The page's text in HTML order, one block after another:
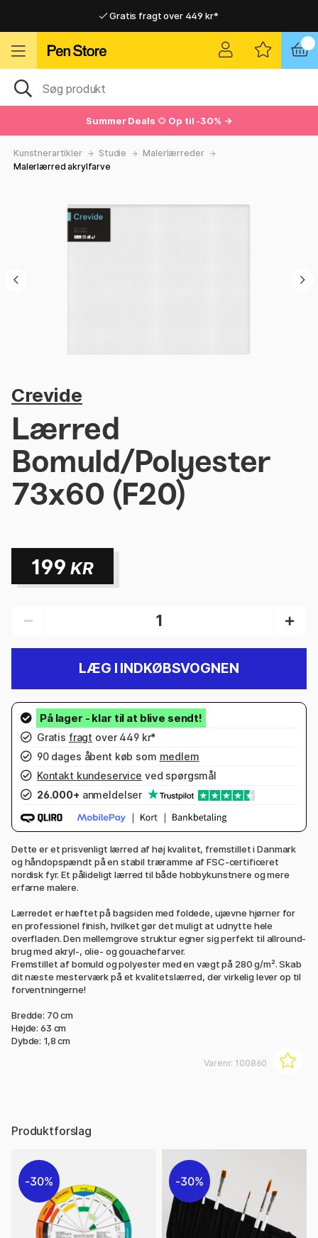
Gratis fragt over 449 kr*
Hurtigt til dør eller pakkeshop
Hurtigt til dør eller pakkeshop
Summer Deals 🌻 Op til -30% →
Kunstnerartikler Studie
Malerlærreder
Malerlærred akrylfarve
Crevide
Lærred
Bomuld/Polyester
73x60 (F20)
199 KR
LÆG I INDKØBSVOGNEN
Gratis fragt over 449 kr*
90 dages åbent køb som medlem
Kontakt kundeservice ved spørgsmål
26.000+ anmeldelser
Dette er et prisvenligt lærred af høj kvalitet, fremstillet i Danmark
og håndopspændt på en stabil træramme af FSC-certificeret
nordisk fyr. Et pålideligt lærred til både hobbykunstnere og mere
erfarne malere.
Lærredet er hæftet på bagsiden med foldede, ujævne hjørner for
en professionel finish, hvilket gør det muligt at udnytte hele
overfladen. Den mellemgrove struktur egner sig perfekt til allround-
brug med akryl-, olie- og gouachefarver.
Fremstillet af bomuld og polyester med en vægt på 280 g/m². Skab
dit næste mesterværk på et kvalitetslærred, der virkelig lever op til
forventningerne!
Bredde: 70 cm
Højde: 63 cm
Dybde: 1,8 cm
Varenr: 100860
Produktforslag
30% 30%